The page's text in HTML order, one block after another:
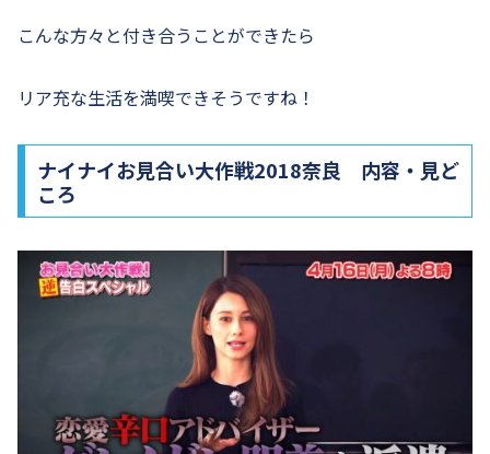
こんな方々と付き合うことができたら
リア充な生活を満喫できそうですね！
ナイナイお見合い大作戦2018奈良 内容・見ど
ころ